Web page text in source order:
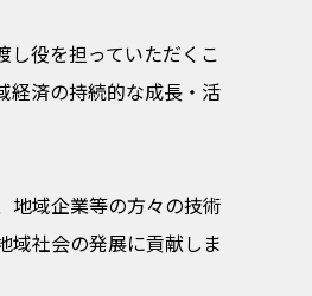
役を担っていただくこ
経済の持続的な成長・活
地域企業等の方々の技術
域社会の発展に貢献しま